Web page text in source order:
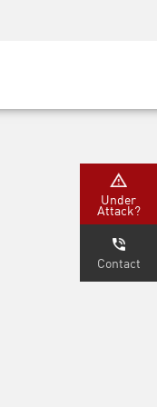
Under
Attack?
Contact